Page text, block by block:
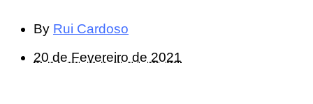
By Rui Cardoso
20 de Fevereiro de 2021